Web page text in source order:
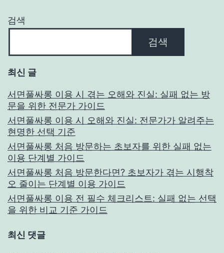
검색
검색
최신 글
서면풀싸롱 이용 시 겪는 오해와 진실: 실패 없는 방
문을 위한 전문가 가이드
서면풀싸롱 이용 시 오해와 진실: 전문가가 알려주는
현명한 선택 기준
서면풀싸롱 처음 방문하는 초보자를 위한 실패 없는
이용 단계별 가이드
서면풀싸롱 처음 방문한다면? 초보자가 겪는 시행착
오 줄이는 단계별 이용 가이드
서면풀싸롱 이용 전 필수 체크리스트: 실패 없는 선택
을 위한 비교 기준 가이드
최신 댓글